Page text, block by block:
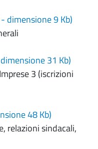
dimensione 9 Kb)
31 Kb)
3 (iscrizioni
48 Kb)
relazioni sindacali,